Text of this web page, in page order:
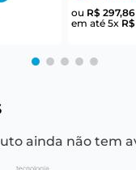
ou R$ 297,86
em até 5x R$
ainda não tem